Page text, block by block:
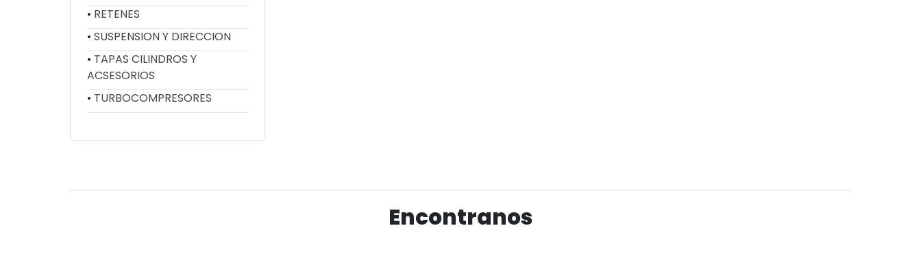
RETENES
SUSPENSION Y DIRECCION
TAPAS CILINDROS Y
ACSESORIOS
TURBOCOMPRESORES
Encontranos